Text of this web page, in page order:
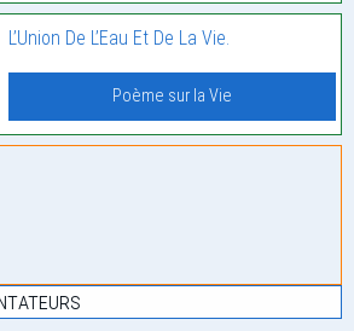
L’Union De L’Eau Et De La Vie.
Poème sur la Vie